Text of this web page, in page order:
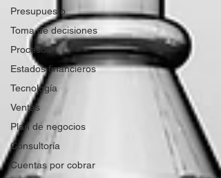
Presupuesto
Toma de decisiones
Procesos
Estados financieros
Tecnología
Ventas
Plan de negocios
Consultoría
Cuentas por cobrar